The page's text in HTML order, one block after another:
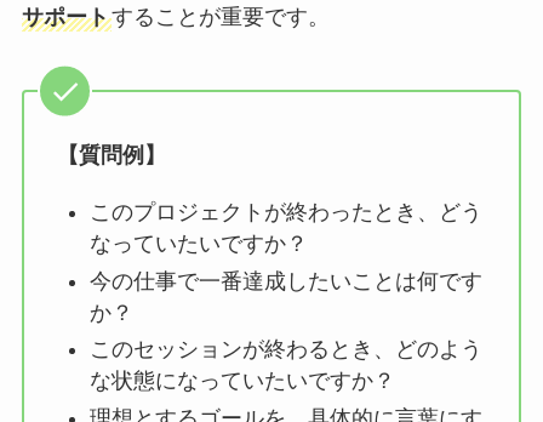
サポートすることが重要です。
【質問例】
このプロジェクトが終わったとき、どう
なっていたいですか？
今の仕事で一番達成したいことは何です
か？
このセッションが終わるとき、どのよう
な状態になっていたいですか？